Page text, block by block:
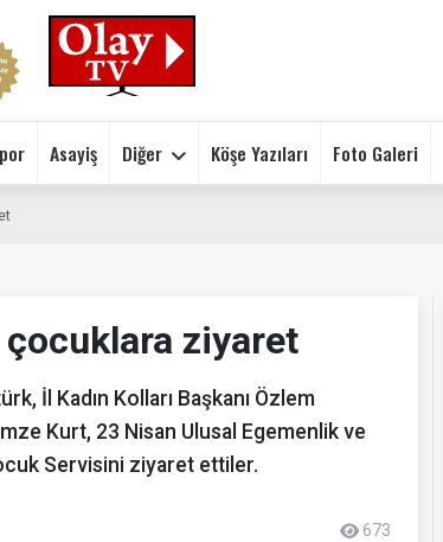
Asayiş Diğer Köşe Yazıları Foto Galeri
çocuklara ziyaret
İl Kadın Kolları Başkanı Özlem
Kurt, 23 Nisan Ulusal Egemenlik ve
Servisini ziyaret ettiler.
673